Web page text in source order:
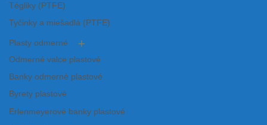
Tégliky (PTFE)
Tyčinky a miešadlá (PTFE)
Plasty odmerné
Odmerné valce plastové
Banky odmerné plastové
Byrety plastové
Erlenmeyerové banky plastové